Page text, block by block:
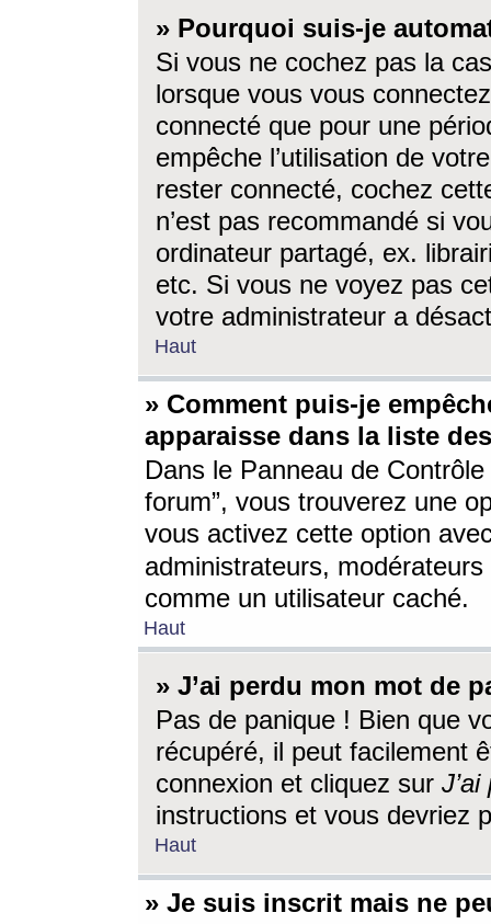
» Pourquoi suis-je
Si vous ne cochez pas la
lorsque vous vous
connecté que pour une
empêche l’utilisation de
rester connecté, cochez
n’est pas recommandé si
ordinateur partagé, ex.
etc. Si vous ne voyez pas
votre administrateur a
Haut
» Comment puis-je
apparaisse dans la liste
Dans le Panneau de
forum”, vous trouverez une
vous activez cette option
administrateurs,
comme un utilisateur caché.
Haut
» J’ai perdu mon mot de
Pas de panique ! Bien que
récupéré, il peut facilement
connexion et cliquez sur
instructions et vous devriez
Haut
» Je suis inscrit mais ne